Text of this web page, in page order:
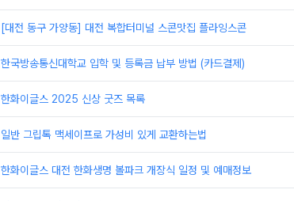
[대전 동구 가양동] 대전 복합터미널 스콘맛집 플라잉스콘
한국방송통신대학교 입학 및 등록금 납부 방법 (카드결제)
한화이글스 2025 신상 굿즈 목록
일반 그립톡 맥세이프로 가성비 있게 교환하는법
한화이글스 대전 한화생명 볼파크 개장식 일정 및 예매정보